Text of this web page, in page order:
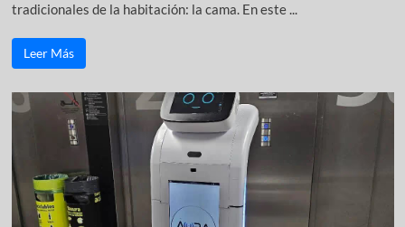
tradicionales de la habitación: la cama. En este ...
Leer Más